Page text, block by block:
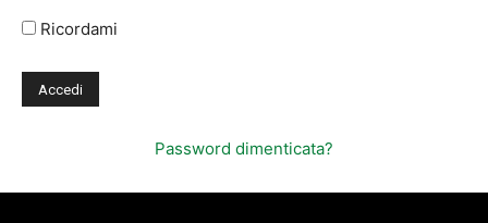
Ricordami
Password dimenticata?